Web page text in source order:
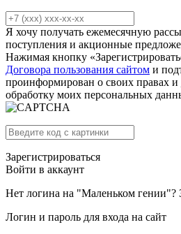
Я хочу получать ежемесячную
поступления и акционные
Нажимая кнопку
Договора пользования сайтом и
проинформирован о своих правах и
обработку моих персональных
Зарегистрироваться
Войти в аккаунт
Нет логина на "Маленьком гении"?
Логин и пароль для входа на сайт